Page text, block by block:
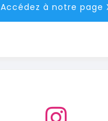
Accédez à notre page